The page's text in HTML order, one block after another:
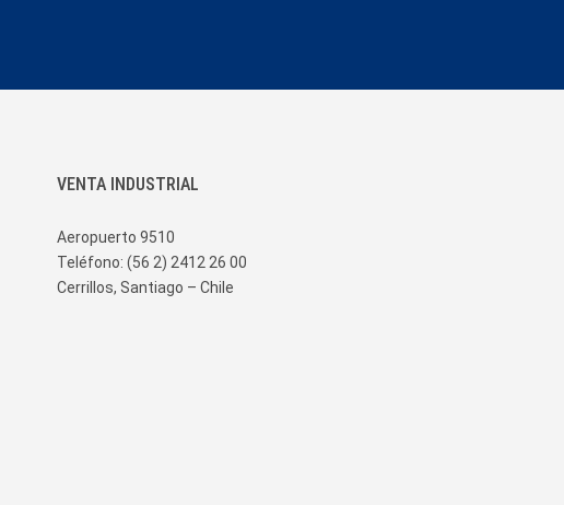
VENTA INDUSTRIAL
Aeropuerto 9510
Teléfono: (56 2) 2412 26 00
Cerrillos, Santiago – Chile